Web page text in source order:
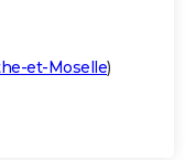
et-Moselle)